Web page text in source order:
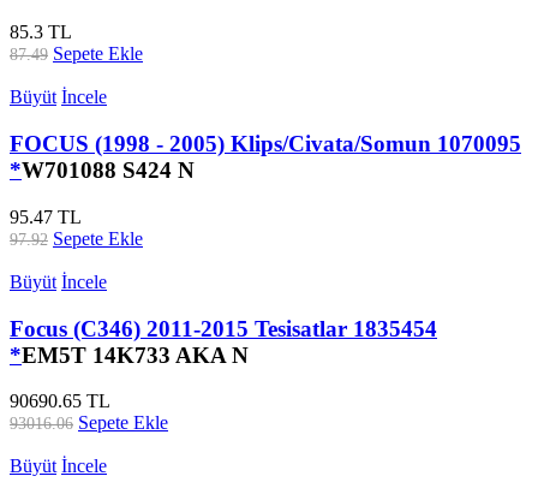
85.3 TL
87.49 Sepete Ekle
Büyüt İncele
FOCUS (1998 - 2005) Klips/Civata/Somun 1070095
*W701088 S424 N
95.47 TL
97.92 Sepete Ekle
Büyüt İncele
Focus (C346) 2011-2015 Tesisatlar 1835454
*EM5T 14K733 AKA N
90690.65 TL
93016.06 Sepete Ekle
Büyüt İncele